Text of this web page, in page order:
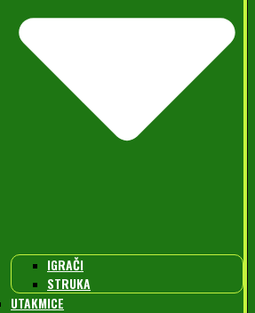
IGRAČI
STRUKA
UTAKMICE